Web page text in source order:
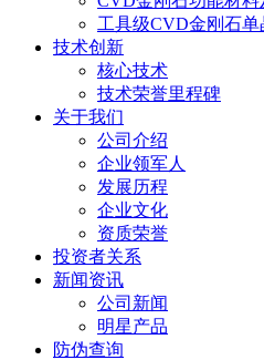
工具级CVD金刚石单
技术创新
核心技术
技术荣誉里程碑
关于我们
公司介绍
企业领军人
发展历程
企业文化
资质荣誉
投资者关系
新闻资讯
公司新闻
明星产品
防伪查询